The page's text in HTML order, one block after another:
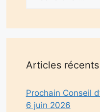
Articles récents
Prochain Conseil
6 juin 2026